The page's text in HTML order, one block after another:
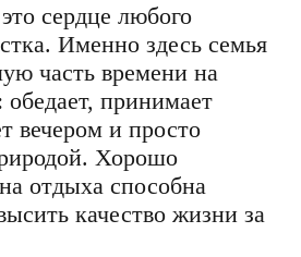
сердце любого
Именно здесь семья
часть времени на
обедает, принимает
вечером и просто
Хорошо
отдыха способна
качество жизни за